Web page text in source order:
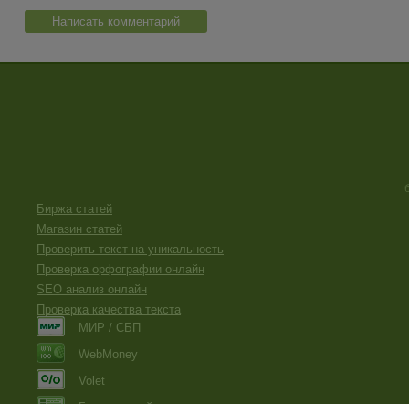
Написать комментарий
Биржа статей
Магазин статей
Проверить текст на уникальность
Проверка орфографии онлайн
SEO анализ онлайн
Проверка качества текста
МИР / СБП
WebMoney
Volet